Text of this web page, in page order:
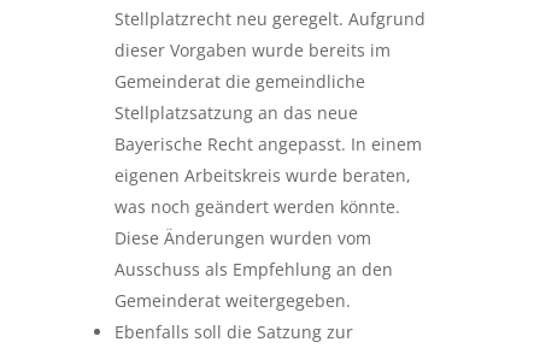
Stellplatzrecht neu geregelt. Aufgrund
dieser Vorgaben wurde bereits im
Gemeinderat die gemeindliche
Stellplatzsatzung an das neue
Bayerische Recht angepasst. In einem
eigenen Arbeitskreis wurde beraten,
was noch geändert werden könnte.
Diese Änderungen wurden vom
Ausschuss als Empfehlung an den
Gemeinderat weitergegeben.
Ebenfalls soll die Satzung zur